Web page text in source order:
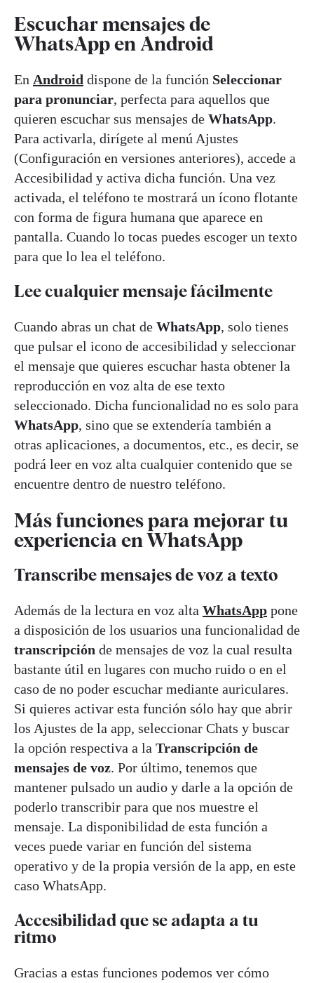
Escuchar mensajes de
WhatsApp en Android
En Android dispone de la función Seleccionar
para pronunciar, perfecta para aquellos que
quieren escuchar sus mensajes de WhatsApp.
Para activarla, dirígete al menú Ajustes
(Configuración en versiones anteriores), accede a
Accesibilidad y activa dicha función. Una vez
activada, el teléfono te mostrará un ícono flotante
con forma de figura humana que aparece en
pantalla. Cuando lo tocas puedes escoger un texto
para que lo lea el teléfono.
Lee cualquier mensaje fácilmente
Cuando abras un chat de WhatsApp, solo tienes
que pulsar el icono de accesibilidad y seleccionar
el mensaje que quieres escuchar hasta obtener la
reproducción en voz alta de ese texto
seleccionado. Dicha funcionalidad no es solo para
WhatsApp, sino que se extendería también a
otras aplicaciones, a documentos, etc., es decir, se
podrá leer en voz alta cualquier contenido que se
encuentre dentro de nuestro teléfono.
Más funciones para mejorar tu
experiencia en WhatsApp
Transcribe mensajes de voz a texto
Además de la lectura en voz alta WhatsApp pone
a disposición de los usuarios una funcionalidad de
transcripción de mensajes de voz la cual resulta
bastante útil en lugares con mucho ruido o en el
caso de no poder escuchar mediante auriculares.
Si quieres activar esta función sólo hay que abrir
los Ajustes de la app, seleccionar Chats y buscar
la opción respectiva a la Transcripción de
mensajes de voz. Por último, tenemos que
mantener pulsado un audio y darle a la opción de
poderlo transcribir para que nos muestre el
mensaje. La disponibilidad de esta función a
veces puede variar en función del sistema
operativo y de la propia versión de la app, en este
caso WhatsApp.
Accesibilidad que se adapta a tu
ritmo
Gracias a estas funciones podemos ver cómo